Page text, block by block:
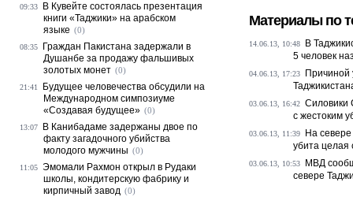
Материалы по
14.06.13, 10:48
В
5 человек
04.06.13, 17:23
Причиной
03.06.13, 16:42 Силовики
с жестоким
03.06.13, 11:39
На
убита целая
03.06.13, 10:53
МВД
севере
09:33
В Кувейте состоялась презентация
книги «Таджики» на арабском
языке (0)
08:35
Граждан Пакистана задержали в
Душанбе за продажу фальшивых
золотых монет (0)
21:41
Будущее человечества обсудили на
Международном симпозиуме
«Создавая будущее» (0)
13:07
В Канибадаме задержаны двое по
факту загадочного убийства
молодого мужчины (0)
11:05 Эмомали Рахмон открыл в Рудаки
школы, кондитерскую фабрику и
кирпичный завод (0)